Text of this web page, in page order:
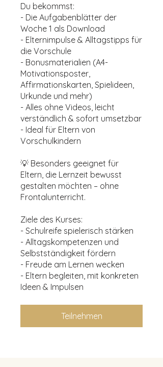
Du bekommst:
- Die Aufgabenblätter der
Woche 1 als Download
- Elternimpulse & Alltagstipps für
die Vorschule
- Bonusmaterialien (A4-
Motivationsposter,
Affirmationskarten, Spielideen,
Urkunde und mehr)
- Alles ohne Videos, leicht
verständlich & sofort umsetzbar
- Ideal für Eltern von
Vorschulkindern
💡 Besonders geeignet für
Eltern, die Lernzeit bewusst
gestalten möchten – ohne
Frontalunterricht.
Ziele des Kurses:
- Schulreife spielerisch stärken
- Alltagskompetenzen und
Selbstständigkeit fördern
- Freude am Lernen wecken
- Eltern begleiten, mit konkreten
Ideen & Impulsen
Teilnehmen